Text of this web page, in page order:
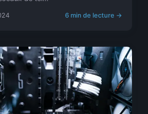
6 min de lecture →